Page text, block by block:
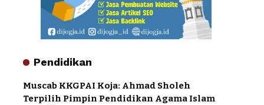
Pendidikan
Muscab KKGPAI Koja: Ahmad Sholeh
Terpilih Pimpin Pendidikan Agama Islam